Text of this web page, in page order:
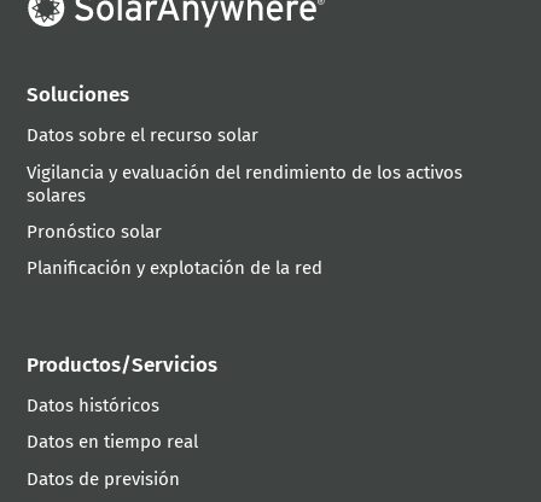
Soluciones
Datos sobre el recurso solar
Vigilancia y evaluación del rendimiento de los activos
solares
Pronóstico solar
Planificación y explotación de la red
Productos/Servicios
Datos históricos
Datos en tiempo real
Datos de previsión